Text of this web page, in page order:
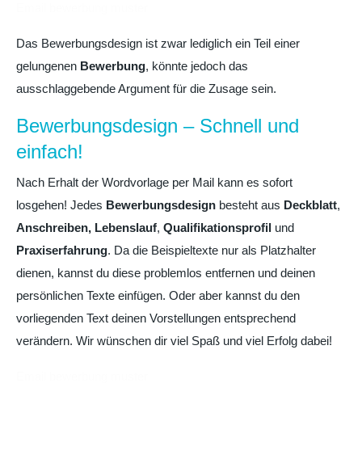
Das Bewerbungsdesign ist zwar lediglich ein Teil einer
gelungenen Bewerbung, könnte jedoch das
ausschlaggebende Argument für die Zusage sein.
Bewerbungsdesign – Schnell und
einfach!
Nach Erhalt der Wordvorlage per Mail kann es sofort
losgehen! Jedes Bewerbungsdesign besteht aus Deckblatt,
Anschreiben, Lebenslauf, Qualifikationsprofil und
Praxiserfahrung. Da die Beispieltexte nur als Platzhalter
dienen, kannst du diese problemlos entfernen und deinen
persönlichen Texte einfügen. Oder aber kannst du den
vorliegenden Text deinen Vorstellungen entsprechend
verändern. Wir wünschen dir viel Spaß und viel Erfolg dabei!